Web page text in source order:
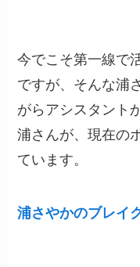
今でこそ第一線で
ですが、そんな浦
がらアシスタント
浦さんが、現在の
ています。
浦さやかのブレイ